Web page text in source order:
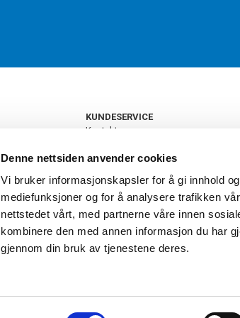
Denne nettsiden anvender cookies
Vi bruker informasjonskapsler for å gi innhold
mediefunksjoner og for å analysere trafikken
nettstedet vårt, med partnerne våre innen
kombinere den med annen informasjon du har
gjennom din bruk av tjenestene deres.
KUNDESERVICE
Kontakt oss
Retur og bytte
Personvern
Frakt og levering
Ledige stillinger
FAQ - Ofte stilte spørsmål
Åpenhetsloven